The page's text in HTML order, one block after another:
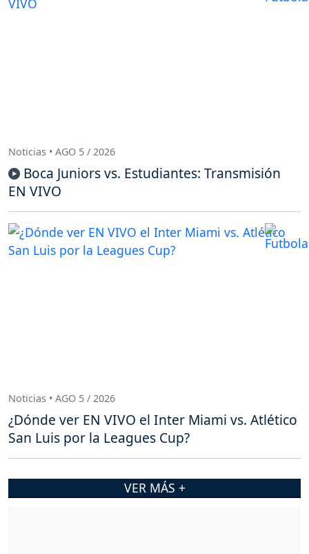
Noticias • AGO 5 / 2026
Boca Juniors vs. Estudiantes: Transmisión
EN VIVO
Noticias • AGO 5 / 2026
¿Dónde ver EN VIVO el Inter Miami vs. Atlético
San Luis por la Leagues Cup?
VER MÁS +